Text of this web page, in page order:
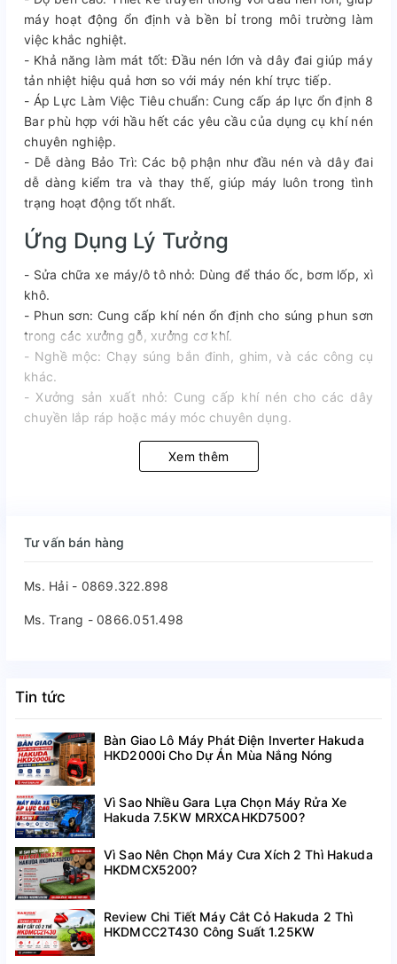
máy hoạt động ổn định và bền bỉ trong môi trường làm
việc khắc nghiệt.
- Khả năng làm mát tốt: Đầu nén lớn và dây đai giúp máy
tản nhiệt hiệu quả hơn so với máy nén khí trực tiếp.
- Áp Lực Làm Việc Tiêu chuẩn: Cung cấp áp lực ổn định 8
Bar phù hợp với hầu hết các yêu cầu của dụng cụ khí nén
chuyên nghiệp.
- Dễ dàng Bảo Trì: Các bộ phận như đầu nén và dây đai
dễ dàng kiểm tra và thay thế, giúp máy luôn trong tình
trạng hoạt động tốt nhất.
Ứng Dụng Lý Tưởng
- Sửa chữa xe máy/ô tô nhỏ: Dùng để tháo ốc, bơm lốp, xì
khô.
- Phun sơn: Cung cấp khí nén ổn định cho súng phun sơn
trong các xưởng gỗ, xưởng cơ khí.
- Nghề mộc: Chạy súng bắn đinh, ghim, và các công cụ
khác.
- Xưởng sản xuất nhỏ: Cung cấp khí nén cho các dây
chuyền lắp ráp hoặc máy móc chuyên dụng.
Xem thêm
Tư vấn bán hàng
Ms. Hải - 0869.322.898
Ms. Trang - 0866.051.498
Tin tức
Bàn Giao Lô Máy Phát Điện Inverter Hakuda
HKD2000i Cho Dự Án Mùa Nắng Nóng
Vì Sao Nhiều Gara Lựa Chọn Máy Rửa Xe
Hakuda 7.5KW MRXCAHKD7500?
Vì Sao Nên Chọn Máy Cưa Xích 2 Thì Hakuda
HKDMCX5200?
Review Chi Tiết Máy Cắt Cỏ Hakuda 2 Thì
HKDMCC2T430 Công Suất 1.25KW